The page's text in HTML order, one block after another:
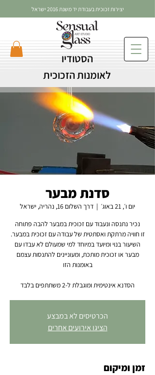
הסטודיו
לאומנות הזכוכית
יצירות זכוכית בעבודת יד משנת 2016 ישראל
סדנת מבער
יום ו׳, 21 באוג׳
  |
דרך השלום 16, נהריה, ישראל
השיעור בנוי ומיועד במיוחד למי שמעולם לא עבדו עם
מבער או זכוכית מותכת, ומעוניינים להתנסות עצמם
הסדנא אינטימית ומוגבלת ל-2 משתתפים בלבד
הכרטיסים לא במבצע
הציגו אירועים אחרים
זמן ומיקום